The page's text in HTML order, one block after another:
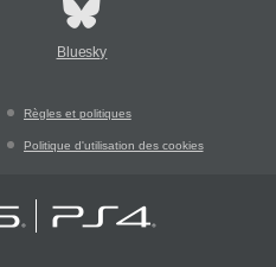
Bluesky
Règles et politiques
Politique d'utilisation des cookies